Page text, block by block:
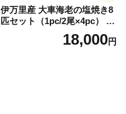
伊万里産 大車海老の塩焼き8
匹セット（1pc/2尾×4pc） 01
18,000円